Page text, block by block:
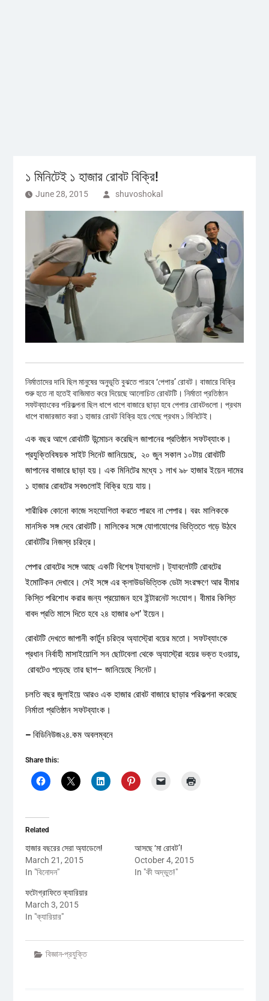
১ মিনিটেই ১ হাজার রোবট বিক্রি!
June 28, 2015 shuvoshokal
নির্মাতাদের দাবি ছিল মানুষের অনুভূতি বুঝতে পারবে ‘পেপার’ রোবট। বাজারে বিক্রি
শুরু হতে না হতেই বাজিমাত করে দিয়েছে আলোচিত রোবটটি। নির্মাতা প্রতিষ্ঠান
সফটব্যাংকের পরিকল্পনা ছিল ধাপে ধাপে বাজারে ছাড়া হবে পেপার রোবটগুলো। প্রথম
ধাপে বাজারজাত করা ১ হাজার রোবট বিক্রি হয়ে গেছে প্রথম ১ মিনিটেই।
এক বছর আগে রোবটটি উন্মোচন করেছিল জাপানের প্রতিষ্ঠান সফটব্যাংক।
প্রযুক্তিবিষয়ক সাইট সিনেট জানিয়েছে, ২০ জুন সকাল ১০টায় রোবটটি
জাপানের বাজারে ছাড়া হয়। এক মিনিটের মধ্যে ১ লাখ ৯৮ হাজার ইয়েন দামের
১ হাজার রোবটের সবগুলোই বিক্রি হয়ে যায়।
শারীরিক কোনো কাজে সহযোগিতা করতে পারবে না পেপার। বরং মালিককে
মানসিক সঙ্গ দেবে রোবটটি। মালিকের সঙ্গে যোগাযোগের ভিত্তিতে গড়ে উঠবে
রোবটটির নিজস্ব চরিত্র।
পেপার রোবটের সঙ্গে আছে একটি বিশেষ ট্যাবলেট। ট্যাবলেটটি রোবটের
ইমোটিকন দেখাবে। সেই সঙ্গে এর ক্লাউডভিত্তিক ডেটা সংরক্ষণে আর বীমার
কিস্তি পরিশোধ করার জন্য প্রয়োজন হবে ইন্টারনেট সংযোগ। বীমার কিস্তি
বাবদ প্রতি মাসে দিতে হবে ২৪ হাজার ৬শ’ ইয়েন।
রোবটটি দেখতে জাপানী কার্টুন চরিত্র অ্যাস্ট্রো বয়ের মতো। সফটব্যাংকে
প্রধান নির্বাহী মাসাইয়োশি সন ছোটবেলা থেকে অ্যাস্ট্রো বয়ের ভক্ত হওয়ায়,
রোবটেও পড়েছে তার ছাপ– জানিয়েছে সিনেট।
চলতি বছর জুলাইয়ে আরও এক হাজার রোবট বাজারে ছাড়ার পরিকল্পনা করেছে
নির্মাতা প্রতিষ্ঠান সফটব্যাংক।
– বিডিনিউজ২৪.কম অবলম্বনে
Share this:
Related
হাজার বছরের সেরা অ্যাডেলে!
March 21, 2015
In "বিনোদন"
আসছে ‘মা রোবট’!
October 4, 2015
In "কী অদ্ভুত!"
ফটোগ্রাফিতে ক্যারিয়ার
March 3, 2015
In "ক্যারিয়ার"
বিজ্ঞান-প্রযুক্তি